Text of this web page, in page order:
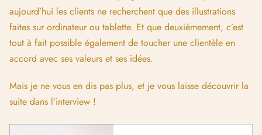
aujourd’hui les clients ne recherchent que des illustrations
faites sur ordinateur ou tablette. Et que deuxièmement, c’est
tout à fait possible également de toucher une clientèle en
accord avec ses valeurs et ses idées.
Mais je ne vous en dis pas plus, et je vous laisse découvrir la
suite dans l’interview !